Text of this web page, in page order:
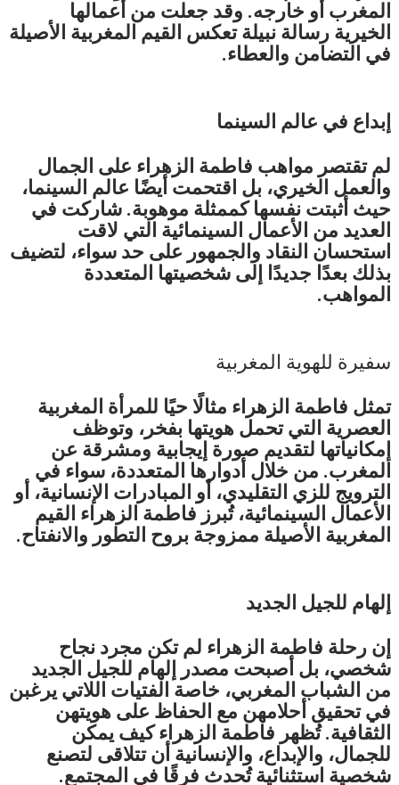
المغرب أو خارجه. وقد جعلت من أعمالها
الخيرية رسالة نبيلة تعكس القيم المغربية الأصيلة
في التضامن والعطاء.
إبداع في عالم السينما
لم تقتصر مواهب فاطمة الزهراء على الجمال
والعمل الخيري، بل اقتحمت أيضًا عالم السينما،
حيث أثبتت نفسها كممثلة موهوبة. شاركت في
العديد من الأعمال السينمائية التي لاقت
استحسان النقاد والجمهور على حد سواء، لتضيف
بذلك بعدًا جديدًا إلى شخصيتها المتعددة
المواهب.
سفيرة للهوية المغربية
تمثل فاطمة الزهراء مثالًا حيًا للمرأة المغربية
العصرية التي تحمل هويتها بفخر، وتوظف
إمكانياتها لتقديم صورة إيجابية ومشرقة عن
المغرب. من خلال أدوارها المتعددة، سواء في
الترويج للزي التقليدي، أو المبادرات الإنسانية، أو
الأعمال السينمائية، تُبرز فاطمة الزهراء القيم
المغربية الأصيلة ممزوجة بروح التطور والانفتاح.
إلهام للجيل الجديد
إن رحلة فاطمة الزهراء لم تكن مجرد نجاح
شخصي، بل أصبحت مصدر إلهام للجيل الجديد
من الشباب المغربي، خاصة الفتيات اللاتي يرغبن
في تحقيق أحلامهن مع الحفاظ على هويتهن
الثقافية. تُظهر فاطمة الزهراء كيف يمكن
للجمال، والإبداع، والإنسانية أن تتلاقى لتصنع
شخصية استثنائية تُحدث فرقًا في المجتمع.